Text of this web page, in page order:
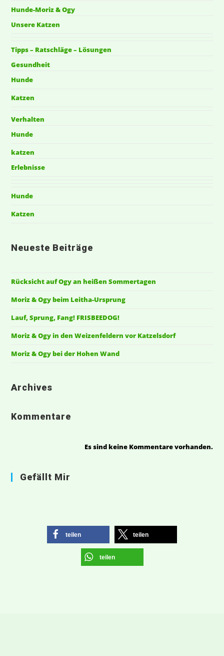
Hunde-Moriz & Ogy
Unsere Katzen
Tipps – Ratschläge – Lösungen
Gesundheit
Hunde
Katzen
Verhalten
Hunde
katzen
Erlebnisse
Hunde
Katzen
Neueste Beiträge
Rücksicht auf Ogy an heißen Sommertagen
Moriz & Ogy beim Leitha-Ursprung
Lauf, Sprung, Fang! FRISBEEDOG!
Moriz & Ogy in den Weizenfeldern vor Katzelsdorf
Moriz & Ogy bei der Hohen Wand
Archives
Kommentare
Es sind keine Kommentare vorhanden.
Gefällt Mir
teilen teilen
teilen